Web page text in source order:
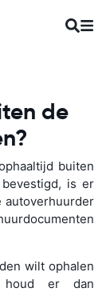
de
buiten
is er
autoverhuurder
wilt ophalen
houd er dan